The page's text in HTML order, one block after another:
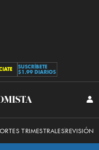
SUSCRÍBETE
$1.99 DIARIOS
TRIMESTRALESREVISIÓN